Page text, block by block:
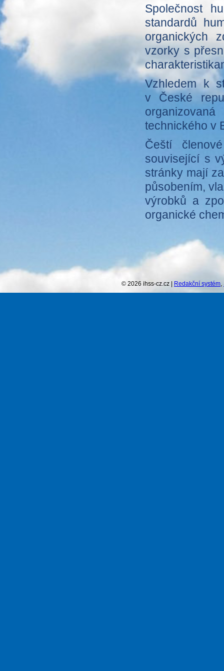
Společnost
standardů
organických
vzorky s
Vzhledem k
v České
technického v
Čeští
související s
stránky mají
působením,
výrobků a
organické
© 2026 ihss-cz.cz | Redakční systém,